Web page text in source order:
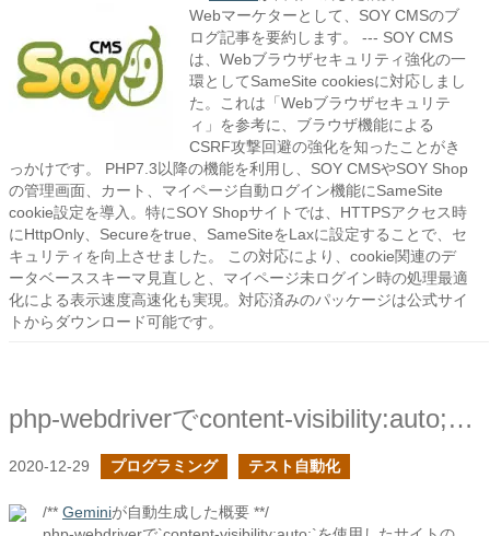
Webマーケターとして、SOY CMSのブ
ログ記事を要約します。 --- SOY CMS
は、Webブラウザセキュリティ強化の一
環としてSameSite cookiesに対応しまし
た。これは「Webブラウザセキュリテ
ィ」を参考に、ブラウザ機能による
CSRF攻撃回避の強化を知ったことがき
っかけです。 PHP7.3以降の機能を利用し、SOY CMSやSOY Shop
の管理画面、カート、マイページ自動ログイン機能にSameSite
cookie設定を導入。特にSOY Shopサイトでは、HTTPSアクセス時
にHttpOnly、Secureをtrue、SameSiteをLaxに設定することで、セ
キュリティを向上させました。 この対応により、cookie関連のデ
ータベーススキーマ見直しと、マイページ未ログイン時の処理最適
化による表示速度高速化も実現。対応済みのパッケージは公式サイ
トからダウンロード可能です。
php-webdriverでcontent-visibility:auto;を利用しているページのリンクをクリックする
2020-12-29 プログラミング テスト自動化
/** Geminiが自動生成した概要 **/